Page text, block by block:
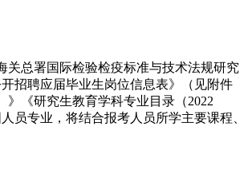
总署国际检验检疫标准与技术法规研究
招聘应届毕业生岗位信息表》（见附件
《研究生教育学科专业目录（2022
员专业，将结合报考人员所学主要课程、